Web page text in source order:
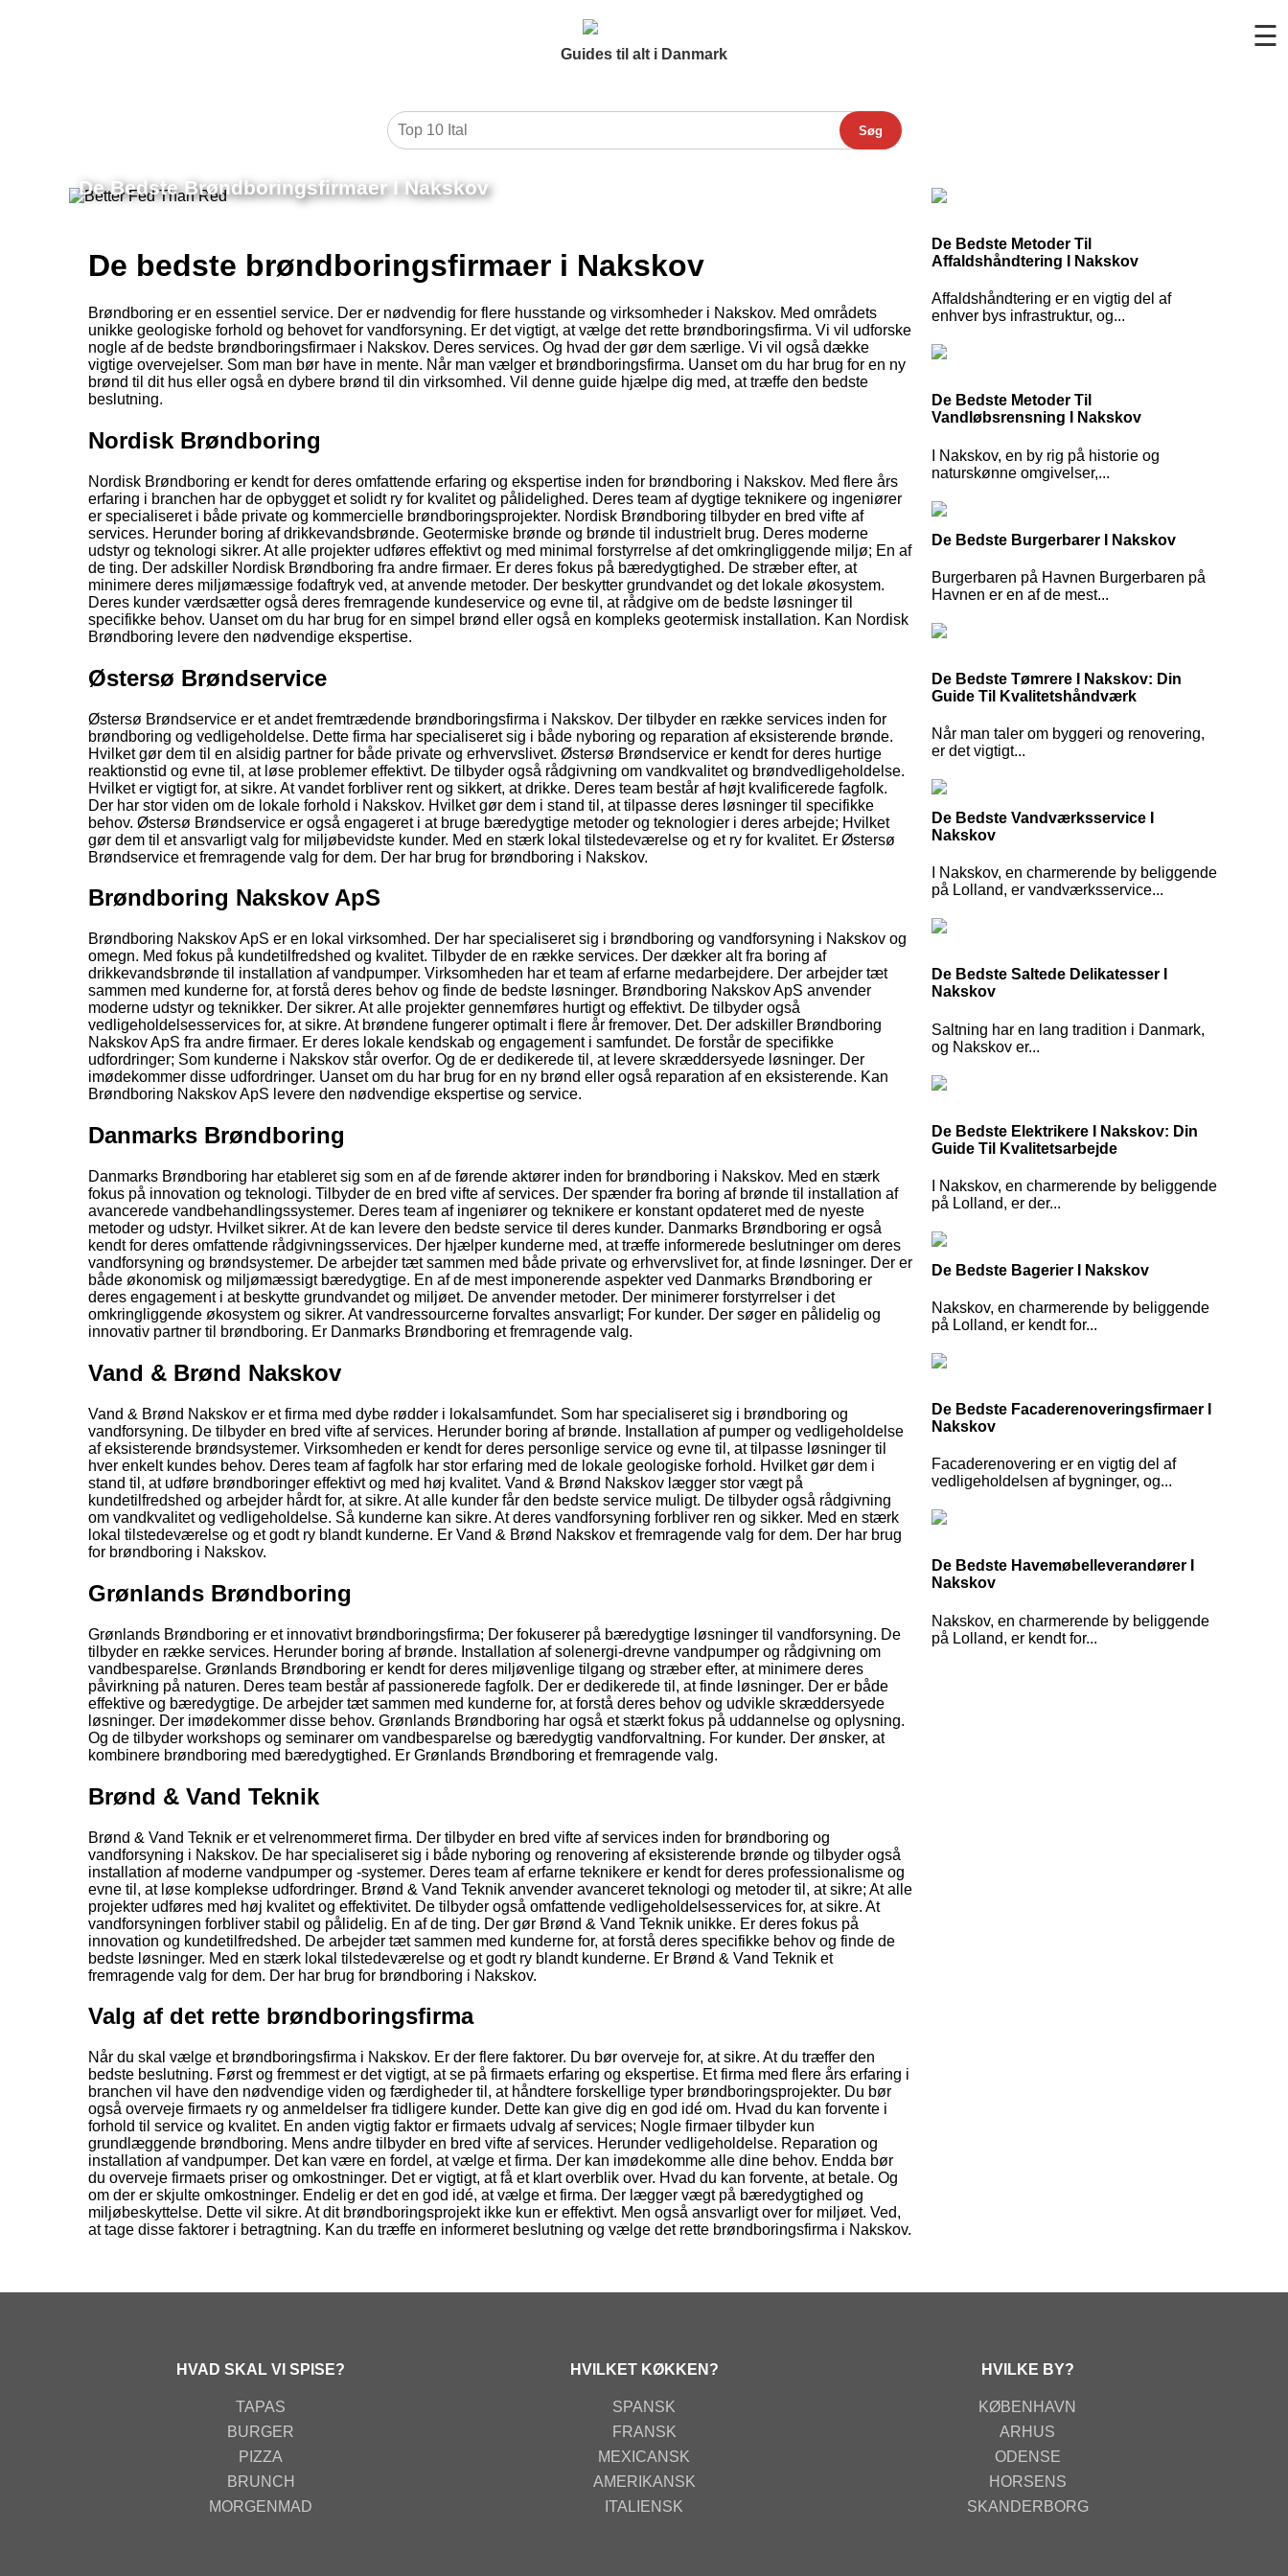
Guides til alt i Danmark
☰
Søg
De Bedste Brøndboringsfirmaer I Nakskov
De bedste brøndboringsfirmaer i Nakskov
Brøndboring er en essentiel service. Der er nødvendig for flere husstande og virksomheder i Nakskov. Med områdets
unikke geologiske forhold og behovet for vandforsyning. Er det vigtigt, at vælge det rette brøndboringsfirma. Vi vil udforske
nogle af de bedste brøndboringsfirmaer i Nakskov. Deres services. Og hvad der gør dem særlige. Vi vil også dække
vigtige overvejelser. Som man bør have in mente. Når man vælger et brøndboringsfirma. Uanset om du har brug for en ny
brønd til dit hus eller også en dybere brønd til din virksomhed. Vil denne guide hjælpe dig med, at træffe den bedste
beslutning.
Nordisk Brøndboring
Nordisk Brøndboring er kendt for deres omfattende erfaring og ekspertise inden for brøndboring i Nakskov. Med flere års
erfaring i branchen har de opbygget et solidt ry for kvalitet og pålidelighed. Deres team af dygtige teknikere og ingeniører
er specialiseret i både private og kommercielle brøndboringsprojekter. Nordisk Brøndboring tilbyder en bred vifte af
services. Herunder boring af drikkevandsbrønde. Geotermiske brønde og brønde til industrielt brug. Deres moderne
udstyr og teknologi sikrer. At alle projekter udføres effektivt og med minimal forstyrrelse af det omkringliggende miljø; En af
de ting. Der adskiller Nordisk Brøndboring fra andre firmaer. Er deres fokus på bæredygtighed. De stræber efter, at
minimere deres miljømæssige fodaftryk ved, at anvende metoder. Der beskytter grundvandet og det lokale økosystem.
Deres kunder værdsætter også deres fremragende kundeservice og evne til, at rådgive om de bedste løsninger til
specifikke behov. Uanset om du har brug for en simpel brønd eller også en kompleks geotermisk installation. Kan Nordisk
Brøndboring levere den nødvendige ekspertise.
Østersø Brøndservice
Østersø Brøndservice er et andet fremtrædende brøndboringsfirma i Nakskov. Der tilbyder en række services inden for
brøndboring og vedligeholdelse. Dette firma har specialiseret sig i både nyboring og reparation af eksisterende brønde.
Hvilket gør dem til en alsidig partner for både private og erhvervslivet. Østersø Brøndservice er kendt for deres hurtige
reaktionstid og evne til, at løse problemer effektivt. De tilbyder også rådgivning om vandkvalitet og brøndvedligeholdelse.
Hvilket er vigtigt for, at sikre. At vandet forbliver rent og sikkert, at drikke. Deres team består af højt kvalificerede fagfolk.
Der har stor viden om de lokale forhold i Nakskov. Hvilket gør dem i stand til, at tilpasse deres løsninger til specifikke
behov. Østersø Brøndservice er også engageret i at bruge bæredygtige metoder og teknologier i deres arbejde; Hvilket
gør dem til et ansvarligt valg for miljøbevidste kunder. Med en stærk lokal tilstedeværelse og et ry for kvalitet. Er Østersø
Brøndservice et fremragende valg for dem. Der har brug for brøndboring i Nakskov.
Brøndboring Nakskov ApS
Brøndboring Nakskov ApS er en lokal virksomhed. Der har specialiseret sig i brøndboring og vandforsyning i Nakskov og
omegn. Med fokus på kundetilfredshed og kvalitet. Tilbyder de en række services. Der dækker alt fra boring af
drikkevandsbrønde til installation af vandpumper. Virksomheden har et team af erfarne medarbejdere. Der arbejder tæt
sammen med kunderne for, at forstå deres behov og finde de bedste løsninger. Brøndboring Nakskov ApS anvender
moderne udstyr og teknikker. Der sikrer. At alle projekter gennemføres hurtigt og effektivt. De tilbyder også
vedligeholdelsesservices for, at sikre. At brøndene fungerer optimalt i flere år fremover. Det. Der adskiller Brøndboring
Nakskov ApS fra andre firmaer. Er deres lokale kendskab og engagement i samfundet. De forstår de specifikke
udfordringer; Som kunderne i Nakskov står overfor. Og de er dedikerede til, at levere skræddersyede løsninger. Der
imødekommer disse udfordringer. Uanset om du har brug for en ny brønd eller også reparation af en eksisterende. Kan
Brøndboring Nakskov ApS levere den nødvendige ekspertise og service.
Danmarks Brøndboring
Danmarks Brøndboring har etableret sig som en af de førende aktører inden for brøndboring i Nakskov. Med en stærk
fokus på innovation og teknologi. Tilbyder de en bred vifte af services. Der spænder fra boring af brønde til installation af
avancerede vandbehandlingssystemer. Deres team af ingeniører og teknikere er konstant opdateret med de nyeste
metoder og udstyr. Hvilket sikrer. At de kan levere den bedste service til deres kunder. Danmarks Brøndboring er også
kendt for deres omfattende rådgivningsservices. Der hjælper kunderne med, at træffe informerede beslutninger om deres
vandforsyning og brøndsystemer. De arbejder tæt sammen med både private og erhvervslivet for, at finde løsninger. Der er
både økonomisk og miljømæssigt bæredygtige. En af de mest imponerende aspekter ved Danmarks Brøndboring er
deres engagement i at beskytte grundvandet og miljøet. De anvender metoder. Der minimerer forstyrrelser i det
omkringliggende økosystem og sikrer. At vandressourcerne forvaltes ansvarligt; For kunder. Der søger en pålidelig og
innovativ partner til brøndboring. Er Danmarks Brøndboring et fremragende valg.
Vand & Brønd Nakskov
Vand & Brønd Nakskov er et firma med dybe rødder i lokalsamfundet. Som har specialiseret sig i brøndboring og
vandforsyning. De tilbyder en bred vifte af services. Herunder boring af brønde. Installation af pumper og vedligeholdelse
af eksisterende brøndsystemer. Virksomheden er kendt for deres personlige service og evne til, at tilpasse løsninger til
hver enkelt kundes behov. Deres team af fagfolk har stor erfaring med de lokale geologiske forhold. Hvilket gør dem i
stand til, at udføre brøndboringer effektivt og med høj kvalitet. Vand & Brønd Nakskov lægger stor vægt på
kundetilfredshed og arbejder hårdt for, at sikre. At alle kunder får den bedste service muligt. De tilbyder også rådgivning
om vandkvalitet og vedligeholdelse. Så kunderne kan sikre. At deres vandforsyning forbliver ren og sikker. Med en stærk
lokal tilstedeværelse og et godt ry blandt kunderne. Er Vand & Brønd Nakskov et fremragende valg for dem. Der har brug
for brøndboring i Nakskov.
Grønlands Brøndboring
Grønlands Brøndboring er et innovativt brøndboringsfirma; Der fokuserer på bæredygtige løsninger til vandforsyning. De
tilbyder en række services. Herunder boring af brønde. Installation af solenergi-drevne vandpumper og rådgivning om
vandbesparelse. Grønlands Brøndboring er kendt for deres miljøvenlige tilgang og stræber efter, at minimere deres
påvirkning på naturen. Deres team består af passionerede fagfolk. Der er dedikerede til, at finde løsninger. Der er både
effektive og bæredygtige. De arbejder tæt sammen med kunderne for, at forstå deres behov og udvikle skræddersyede
løsninger. Der imødekommer disse behov. Grønlands Brøndboring har også et stærkt fokus på uddannelse og oplysning.
Og de tilbyder workshops og seminarer om vandbesparelse og bæredygtig vandforvaltning. For kunder. Der ønsker, at
kombinere brøndboring med bæredygtighed. Er Grønlands Brøndboring et fremragende valg.
Brønd & Vand Teknik
Brønd & Vand Teknik er et velrenommeret firma. Der tilbyder en bred vifte af services inden for brøndboring og
vandforsyning i Nakskov. De har specialiseret sig i både nyboring og renovering af eksisterende brønde og tilbyder også
installation af moderne vandpumper og -systemer. Deres team af erfarne teknikere er kendt for deres professionalisme og
evne til, at løse komplekse udfordringer. Brønd & Vand Teknik anvender avanceret teknologi og metoder til, at sikre; At alle
projekter udføres med høj kvalitet og effektivitet. De tilbyder også omfattende vedligeholdelsesservices for, at sikre. At
vandforsyningen forbliver stabil og pålidelig. En af de ting. Der gør Brønd & Vand Teknik unikke. Er deres fokus på
innovation og kundetilfredshed. De arbejder tæt sammen med kunderne for, at forstå deres specifikke behov og finde de
bedste løsninger. Med en stærk lokal tilstedeværelse og et godt ry blandt kunderne. Er Brønd & Vand Teknik et
fremragende valg for dem. Der har brug for brøndboring i Nakskov.
Valg af det rette brøndboringsfirma
Når du skal vælge et brøndboringsfirma i Nakskov. Er der flere faktorer. Du bør overveje for, at sikre. At du træffer den
bedste beslutning. Først og fremmest er det vigtigt, at se på firmaets erfaring og ekspertise. Et firma med flere års erfaring i
branchen vil have den nødvendige viden og færdigheder til, at håndtere forskellige typer brøndboringsprojekter. Du bør
også overveje firmaets ry og anmeldelser fra tidligere kunder. Dette kan give dig en god idé om. Hvad du kan forvente i
forhold til service og kvalitet. En anden vigtig faktor er firmaets udvalg af services; Nogle firmaer tilbyder kun
grundlæggende brøndboring. Mens andre tilbyder en bred vifte af services. Herunder vedligeholdelse. Reparation og
installation af vandpumper. Det kan være en fordel, at vælge et firma. Der kan imødekomme alle dine behov. Endda bør
du overveje firmaets priser og omkostninger. Det er vigtigt, at få et klart overblik over. Hvad du kan forvente, at betale. Og
om der er skjulte omkostninger. Endelig er det en god idé, at vælge et firma. Der lægger vægt på bæredygtighed og
miljøbeskyttelse. Dette vil sikre. At dit brøndboringsprojekt ikke kun er effektivt. Men også ansvarligt over for miljøet. Ved,
at tage disse faktorer i betragtning. Kan du træffe en informeret beslutning og vælge det rette brøndboringsfirma i Nakskov.
De Bedste Metoder Til
Affaldshåndtering I Nakskov
Affaldshåndtering er en vigtig del af
enhver bys infrastruktur, og...
De Bedste Metoder Til
Vandløbsrensning I Nakskov
I Nakskov, en by rig på historie og
naturskønne omgivelser,...
De Bedste Burgerbarer I Nakskov
Burgerbaren på Havnen Burgerbaren på
Havnen er en af de mest...
De Bedste Tømrere I Nakskov: Din
Guide Til Kvalitetshåndværk
Når man taler om byggeri og renovering,
er det vigtigt...
De Bedste Vandværksservice I
Nakskov
I Nakskov, en charmerende by beliggende
på Lolland, er vandværksservice...
De Bedste Saltede Delikatesser I
Nakskov
Saltning har en lang tradition i Danmark,
og Nakskov er...
De Bedste Elektrikere I Nakskov: Din
Guide Til Kvalitetsarbejde
I Nakskov, en charmerende by beliggende
på Lolland, er der...
De Bedste Bagerier I Nakskov
Nakskov, en charmerende by beliggende
på Lolland, er kendt for...
De Bedste Facaderenoveringsfirmaer I
Nakskov
Facaderenovering er en vigtig del af
vedligeholdelsen af bygninger, og...
De Bedste Havemøbelleverandører I
Nakskov
Nakskov, en charmerende by beliggende
på Lolland, er kendt for...
HVAD SKAL VI SPISE?
TAPAS
BURGER
PIZZA
BRUNCH
MORGENMAD
HVILKET KØKKEN?
SPANSK
FRANSK
MEXICANSK
AMERIKANSK
ITALIENSK
HVILKE BY?
KØBENHAVN
ARHUS
ODENSE
HORSENS
SKANDERBORG